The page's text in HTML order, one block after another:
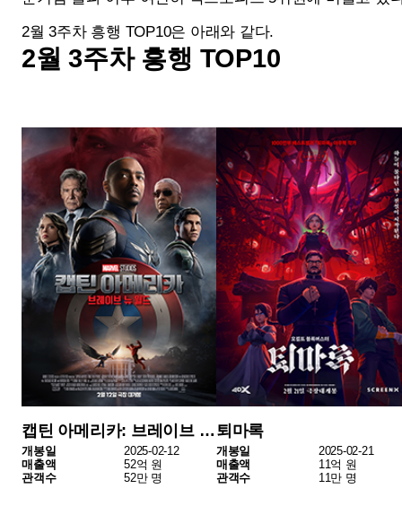
개봉일
2025-02-12
매출액
52억 원
관객수
52만 명
개봉일
2025-02-21
11억 원
관객수
11만 명
말할 수 없는 비밀
개봉일
2025-01-27
매출액
7억 원
관객수
그 시절, 우리가 좋아했던 소녀